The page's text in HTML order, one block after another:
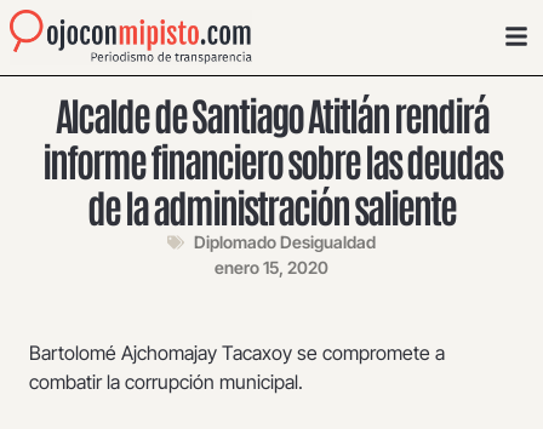
Alcalde de Santiago Atitlán rendirá
informe financiero sobre las deudas
de la administración saliente
Diplomado Desigualdad
enero 15, 2020
Bartolomé Ajchomajay Tacaxoy se compromete a
combatir la corrupción municipal.